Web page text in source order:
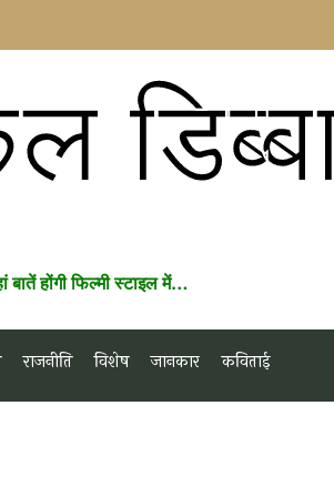
बातें होंगी फिल्मी स्टाइल में…
राजनीति विशेष जानकार कविताई